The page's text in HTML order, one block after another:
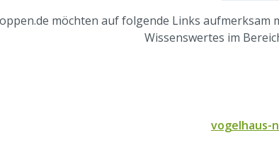
möchten auf folgende Links
Wissenswertes im
vogelhaus-